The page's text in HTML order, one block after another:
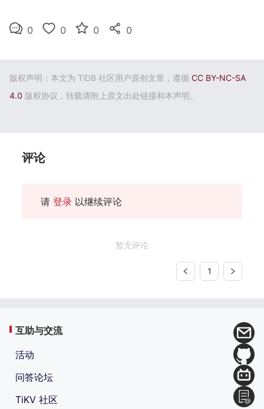
0 0 0 0
版权声明：本文为 TiDB 社区用户原创文章，遵循 CC BY-NC-SA
4.0 版权协议，转载请附上原文出处链接和本声明。
评论
请 登录 以继续评论
暂无评论
1
互助与交流
活动
问答论坛
TiKV 社区